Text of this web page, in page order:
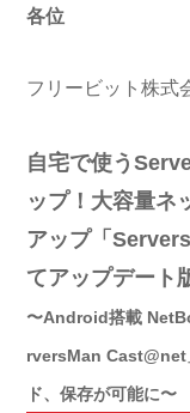
各位
フリービット株式
自宅で使う
ップ！大容量ネ
アップ「
てアップデート
〜Android搭載
rversMan Cast@net
ド、保存が可能に〜